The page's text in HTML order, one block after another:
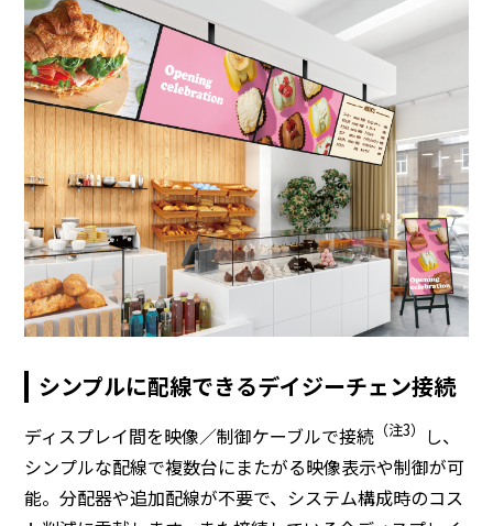
シンプルに配線できるデイジーチェン接続
ディスプレイ間を映像／制御ケーブルで接続 （注3）
し、
シンプルな配線で複数台にまたがる映像表示や制御が可
能。分配器や追加配線が不要で、システム構成時のコス